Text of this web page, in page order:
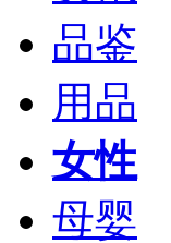
品鉴
用品
女性
母婴